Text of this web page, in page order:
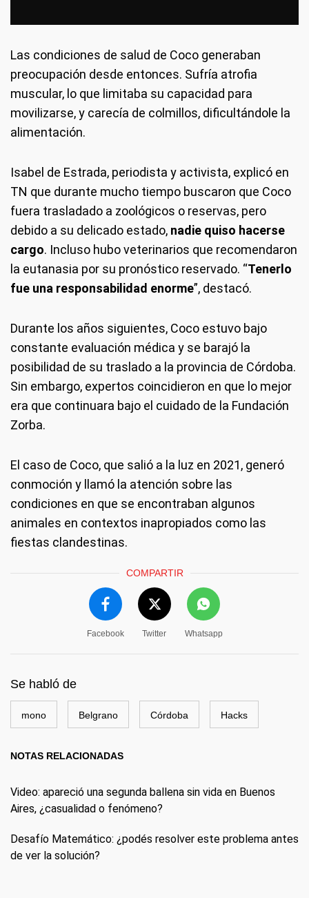
Las condiciones de salud de Coco generaban
preocupación desde entonces. Sufría atrofia
muscular, lo que limitaba su capacidad para
movilizarse, y carecía de colmillos, dificultándole la
alimentación.
Isabel de Estrada, periodista y activista, explicó en
TN que durante mucho tiempo buscaron que Coco
fuera trasladado a zoológicos o reservas, pero
debido a su delicado estado, nadie quiso hacerse
cargo. Incluso hubo veterinarios que recomendaron
la eutanasia por su pronóstico reservado. “Tenerlo
fue una responsabilidad enorme”, destacó.
Durante los años siguientes, Coco estuvo bajo
constante evaluación médica y se barajó la
posibilidad de su traslado a la provincia de Córdoba.
Sin embargo, expertos coincidieron en que lo mejor
era que continuara bajo el cuidado de la Fundación
Zorba.
El caso de Coco, que salió a la luz en 2021, generó
conmoción y llamó la atención sobre las
condiciones en que se encontraban algunos
animales en contextos inapropiados como las
fiestas clandestinas.
COMPARTIR
Facebook Twitter Whatsapp
Se habló de
mono Belgrano Córdoba Hacks
NOTAS RELACIONADAS
Video: apareció una segunda ballena sin vida en Buenos
Aires, ¿casualidad o fenómeno?
Desafío Matemático: ¿podés resolver este problema antes
de ver la solución?